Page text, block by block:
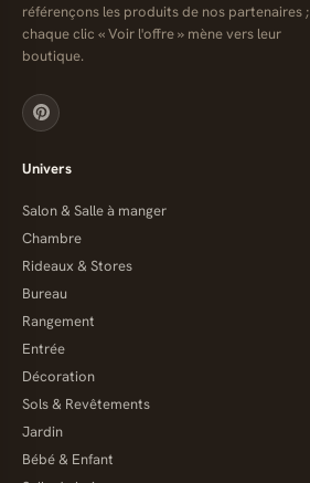
référençons les produits de nos partenaires ;
chaque clic « Voir l'offre » mène vers leur
boutique.
Univers
Salon & Salle à manger
Chambre
Rideaux & Stores
Bureau
Rangement
Entrée
Décoration
Sols & Revêtements
Jardin
Bébé & Enfant